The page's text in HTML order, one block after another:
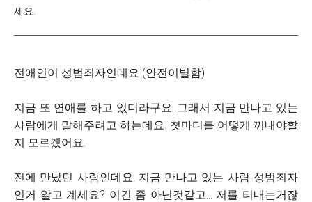
세요.
전애인이 성범죄자인데요 (안전이별함)
지금 또 연애를 하고 있더라구요. 그래서 지금 만나고 있는
사람에게 말해주려고 하는데요. 첫마디를 어떻게 꺼내야할
지 모르겠어요.
전에 만났던 사람인데요. 지금 만나고 있는 사람 성범죄자
인거 알고 계세요? 이건 좀 아닌것같고... 저를 티내는거잖